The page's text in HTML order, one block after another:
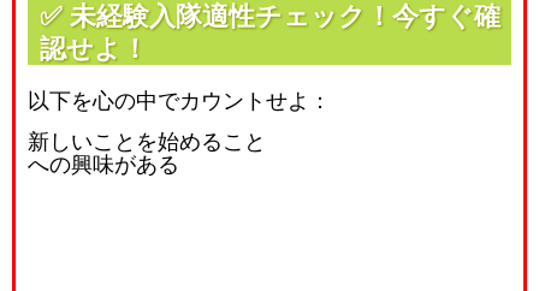
✅ 未経験入隊適性チェック！今すぐ確
認せよ！
以下を心の中でカウントせよ：
新しいことを始めること
への興味がある